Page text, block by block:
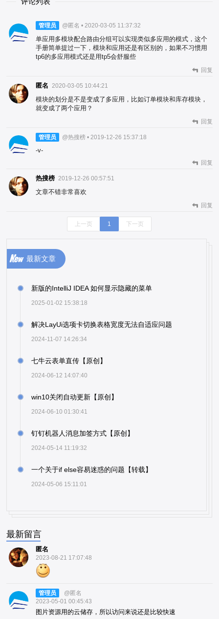
管理员 @匿名 • 2020-03-05 11:37:32
单应用多模块配合路由分组可以实现类似多应用的模式，这个
手册简单提过一下，模块和应用还是有区别的，如果不习惯用
tp6的多应用模式还是用tp5会舒服些
回复
匿名 2020-03-05 10:44:21
模块的划分是不是变成了多应用，比如订单模块和库存模块，
就变成了两个应用？
回复
管理员 @热搜榜 • 2019-12-26 15:37:18
-v-
回复
热搜榜 2019-12-26 00:57:51
文章不错非常喜欢
回复
上一页 1 下一页
最新文章
新版的IntelliJ IDEA 如何显示隐藏的菜单
2025-01-02 15:38:18
解决LayUi选项卡切换表格宽度无法自适应问题
2024-11-07 14:26:34
七牛云表单直传【原创】
2024-06-12 14:07:40
win10关闭自动更新【原创】
2024-06-10 01:30:41
钉钉机器人消息加签方式【原创】
2024-05-14 11:19:32
一个关于if else容易迷惑的问题【转载】
2024-05-06 15:11:01
最新留言
匿名
2023-08-21 17:07:48
管理员
@匿名
2023-05-01 00:45:43
图片资源用的云储存，所以访问来说还是比较快速